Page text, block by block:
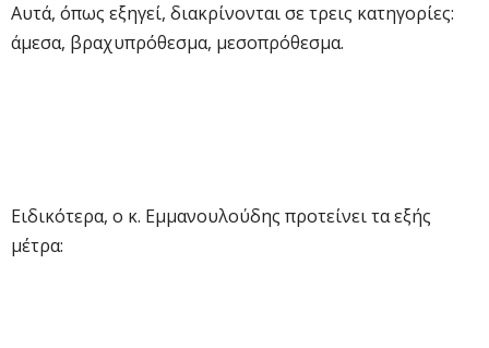
Αυτά, όπως εξηγεί, διακρίνονται σε τρεις κατηγορίες:
άμεσα, βραχυπρόθεσμα, μεσοπρόθεσμα.
Ειδικότερα, ο κ. Εμμανουλούδης προτείνει τα εξής
μέτρα: